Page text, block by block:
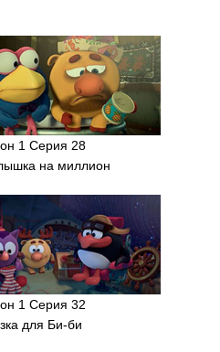
1 Серия 28
на миллион
1 Серия 32
для Би-би